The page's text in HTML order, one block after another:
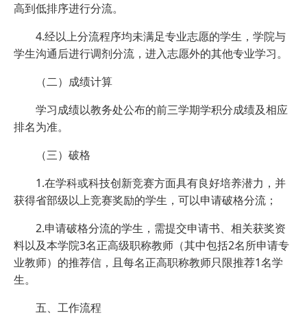
高到低排序进行分流。
4.经以上分流程序均未满足专业志愿的学生，学院与
学生沟通后进行调剂分流，进入志愿外的其他专业学习。
（二）成绩计算
学习成绩以教务处公布的前三学期学积分成绩及相应
排名为准。
（三）破格
1.在学科或科技创新竞赛方面具有良好培养潜力，并
获得省部级以上竞赛奖励的学生，可以申请破格分流；
2.申请破格分流的学生，需提交申请书、相关获奖资
料以及本学院3名正高级职称教师（其中包括2名所申请专
业教师）的推荐信，且每名正高职称教师只限推荐1名学
生。
五、工作流程